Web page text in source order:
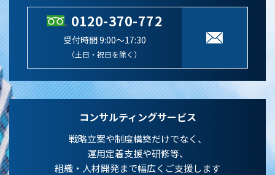
0120-370-772
受付時間 9:00～17:30
（土日・祝日を除く）
コンサルティングサービス
戦略立案や制度構築だけでなく、
運用定着支援や研修等、
組織・人材開発まで幅広くご支援します